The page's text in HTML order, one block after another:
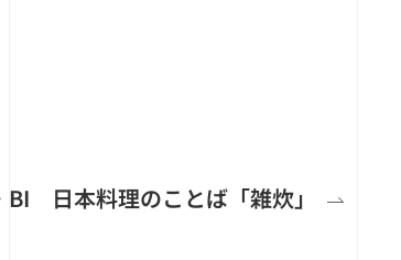
BI 日本料理のことば「雑炊」